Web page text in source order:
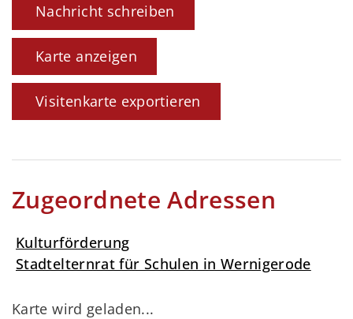
Nachricht schreiben
Karte anzeigen
Visitenkarte exportieren
Zugeordnete Adressen
Kulturförderung
Stadtelternrat für Schulen in Wernigerode
Karte wird geladen...